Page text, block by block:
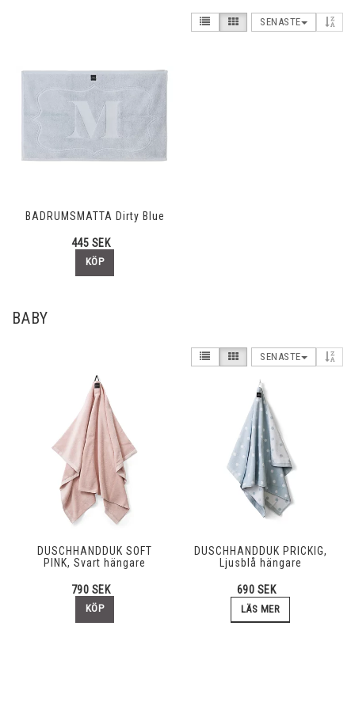
SENASTE
BADRUMSMATTA Dirty Blue
445 SEK
KÖP
BABY
SENASTE
DUSCHHANDDUK SOFT
PINK, Svart hängare
790 SEK
KÖP
DUSCHHANDDUK PRICKIG,
Ljusblå hängare
690 SEK
LÄS MER